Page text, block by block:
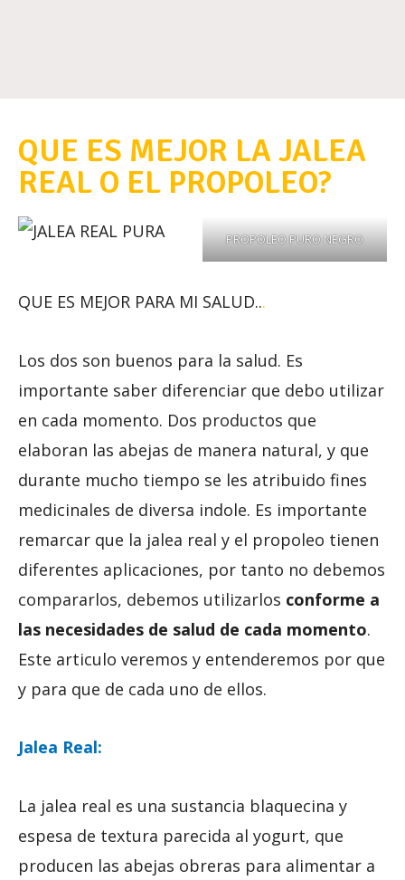
QUE ES MEJOR LA JALEA
REAL O EL PROPOLEO?
PROPOLEO PURO NEGRO
QUE ES MEJOR PARA MI SALUD...
Los dos son buenos para la salud. Es
importante saber diferenciar que debo utilizar
en cada momento. Dos productos que
elaboran las abejas de manera natural, y que
durante mucho tiempo se les atribuido fines
medicinales de diversa indole. Es importante
remarcar que la jalea real y el propoleo tienen
diferentes aplicaciones, por tanto no debemos
compararlos, debemos utilizarlos conforme a
las necesidades de salud de cada momento.
Este articulo veremos y entenderemos por que
y para que de cada uno de ellos.
Jalea Real:
La jalea real es una sustancia blaquecina y
espesa de textura parecida al yogurt, que
producen las abejas obreras para alimentar a